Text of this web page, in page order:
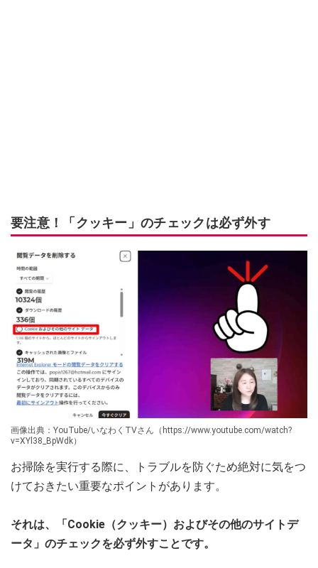
要注意！「クッキー」のチェックは必ず外す
画像出典：YouTube/いなわくTVさん（https://www.youtube.com/watch?
v=XYl38_BpWdk）
お掃除を実行する際に、トラブルを防ぐため絶対に気をつ
けておきたい重要なポイントがあります。
それは、「Cookie（クッキー）およびその他のサイトデ
ータ」のチェックを必ず外すことです。